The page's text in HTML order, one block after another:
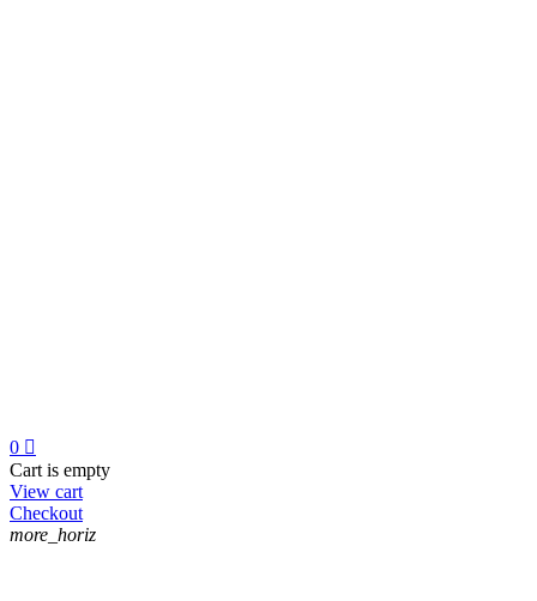
0 
Cart is empty
View cart
Checkout
more_horiz